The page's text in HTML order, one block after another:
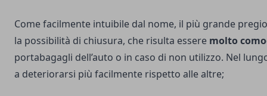
Come facilmente intuibile dal nome, il più grande
la possibilità di chiusura, che risulta essere molto
portabagagli dell’auto o in caso di non utilizzo. Nel
a deteriorarsi più facilmente rispetto alle altre;